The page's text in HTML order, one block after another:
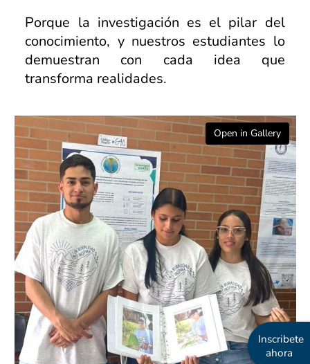
Inscribete
ahora
Porque la investigación es el pilar del
conocimiento, y nuestros estudiantes lo
demuestran con cada idea que
transforma realidades.
Open in Gallery